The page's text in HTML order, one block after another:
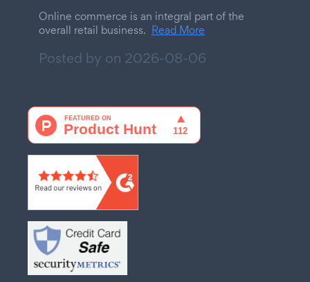
Online commerce is an integral part of the
overall retail business. Read More
Posted by on 2026-08-06